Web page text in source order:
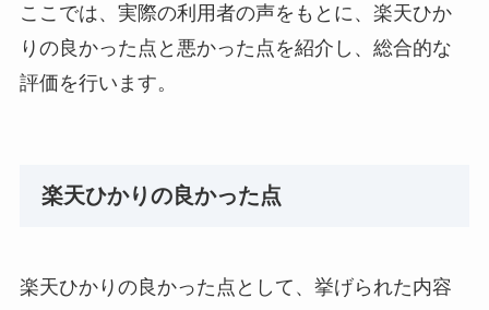
ここでは、実際の利用者の声をもとに、楽天ひか
りの良かった点と悪かった点を紹介し、総合的な
評価を行います。
楽天ひかりの良かった点
楽天ひかりの良かった点として、挙げられた内容